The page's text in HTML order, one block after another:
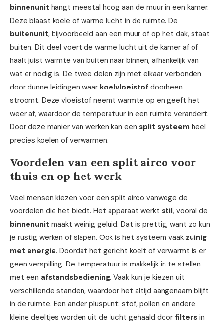
binnenunit hangt meestal hoog aan de muur in een kamer.
Deze blaast koele of warme lucht in de ruimte. De
buitenunit, bijvoorbeeld aan een muur of op het dak, staat
buiten. Dit deel voert de warme lucht uit de kamer af of
haalt juist warmte van buiten naar binnen, afhankelijk van
wat er nodig is. De twee delen zijn met elkaar verbonden
door dunne leidingen waar koelvloeistof doorheen
stroomt. Deze vloeistof neemt warmte op en geeft het
weer af, waardoor de temperatuur in een ruimte verandert.
Door deze manier van werken kan een split systeem heel
precies koelen of verwarmen.
Voordelen van een split airco voor
thuis en op het werk
Veel mensen kiezen voor een split airco vanwege de
voordelen die het biedt. Het apparaat werkt stil, vooral de
binnenunit maakt weinig geluid. Dat is prettig, want zo kun
je rustig werken of slapen. Ook is het systeem vaak zuinig
met energie. Doordat het gericht koelt of verwarmt is er
geen verspilling. De temperatuur is makkelijk in te stellen
met een afstandsbediening. Vaak kun je kiezen uit
verschillende standen, waardoor het altijd aangenaam blijft
in de ruimte. Een ander pluspunt: stof, pollen en andere
kleine deeltjes worden uit de lucht gehaald door filters in